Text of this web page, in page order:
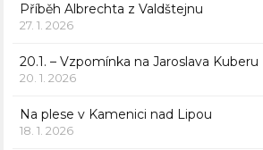
Příběh Albrechta z Valdštejnu
27. 1. 2026
20.1. – Vzpomínka na Jaroslava Kuberu
20. 1. 2026
Na plese v Kamenici nad Lipou
18. 1. 2026